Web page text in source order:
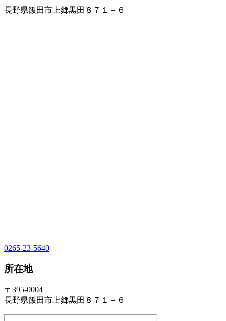
長野県飯田市上郷黒田８７１－６
0265-23-5640
所在地
〒395-0004
長野県飯田市上郷黒田８７１－６